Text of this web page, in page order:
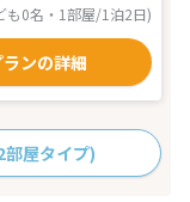
も0名・1部屋/1泊2日)
ランの詳細
屋タイプ)